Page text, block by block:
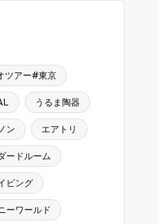
ツアー#東京
うるま陶器
ン エアトリ
ードルーム
ビング
ーワールド